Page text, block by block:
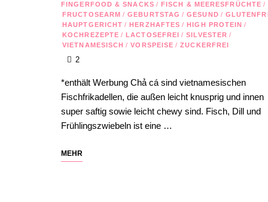
FINGERFOOD & SNACKS / FISCH & MEERESFRÜCHTE /
FRUCTOSEARM / GEBURTSTAG / GESUND /
HAUPTGERICHT / HERZHAFTES / HIGH PROTEIN /
KOCHREZEPTE / LACTOSEFREI / SILVESTER /
VIETNAMESISCH / VORSPEISE / ZUCKERFREI
2
*enthält Werbung Chả cá sind vietnamesischen
Fischfrikadellen, die außen leicht knusprig und innen
super saftig sowie leicht chewy sind. Fisch, Dill und
Frühlingszwiebeln ist eine …
MEHR